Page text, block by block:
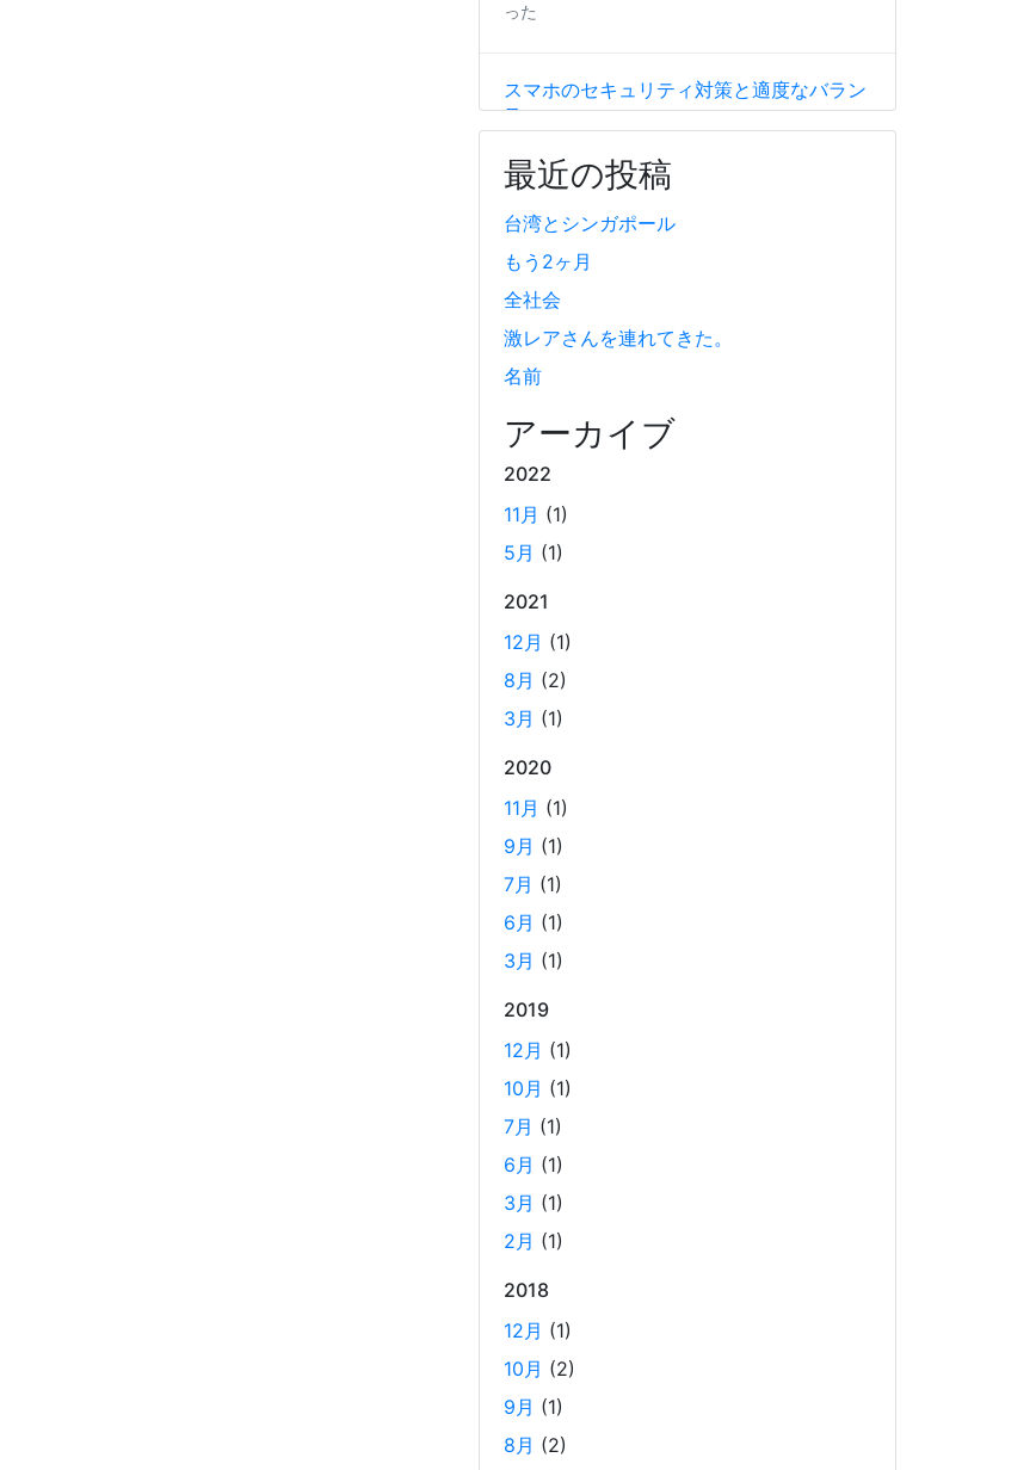
った
スマホのセキュリティ対策と適度なバラン
ス
2025-03-27
安全なサイトをスマホで開いた際に、セキュリテ
ィ対策が他のアプリの動作に影響を与えているか
もしれません。今回は、セキュリティ対策とその
影響について簡単にご紹介します。
Coima + Rosetta 2 で、Apple Silicon 上
で x86_64 の Docker イメージをビルドす
る (Docker desktop やめる)
Docker Desktop を使わずに、Mac で x86 の
Docker イメージのビルドをする手順を書いてい
ます。Colima と Rosetta2 を使って、クロスア
ーキテクチャーでビルドする方法です。Lima,
ド設定
ンダー設定についてご紹介します。 Slackでは、
業務で決めたことや会議の開始前にリマインダー
を設定しておくと、とても便利です。 忙しい
と、いくらスケジュールを頭に入れていても、仕
る方には、この機能が非常に役立つと思います。
Laravelを使って簡単にReactを開発できる
環境を作成する
する。 以前はPython（Django）＋
React（TypeScript）で挫折したが、今回は得意
なPHP（Laravel）をバックエンドにすること
で、Reactの学習に集中できる環境を整える。 ま
最近の投稿
台湾とシンガポール
もう2ヶ月
全社会
激レアさんを連れてきた。
名前
アーカイブ
2022
11月 (1)
5月 (1)
2021
12月 (1)
8月 (2)
3月 (1)
2020
11月 (1)
9月 (1)
7月 (1)
6月 (1)
3月 (1)
2019
12月 (1)
10月 (1)
7月 (1)
6月 (1)
3月 (1)
2月 (1)
2018
12月 (1)
10月 (2)
9月 (1)
8月 (2)